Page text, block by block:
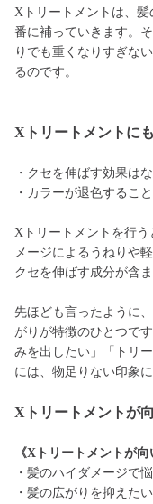
Xトリートメントは、
番に補っていきます。
りでも重くなりすぎな
るのです。
Xトリートメントに
・クセを伸ばす効果は
・カラーが退色するこ
Xトリートメントを行
メージによるうねりや
クセを伸ばす成分が含
先ほども言ったように
がりが特徴のひとつで
みを出したい」「トリ
には、物足りない印象
Xトリートメントが
《Xトリートメントが向
・髪のハイダメージで
・髪の広がりを抑えた